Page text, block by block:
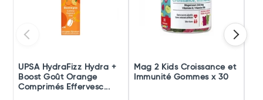
UPSA HydraFizz Hydra +
Boost Goût Orange
Comprimés Effervesc...
Mag 2 Kids Croissance et
Immunité Gommes x 30